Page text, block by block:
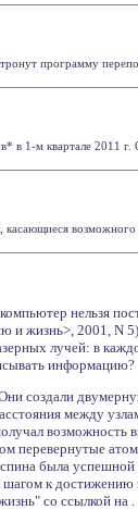
программу
в 1-м квартале 2011
нельзя
и жизнь>, 2001, N
лучей: в
информацию?
создали
между
возможность
перевернутые
была
шагом к
со ссылкой на .